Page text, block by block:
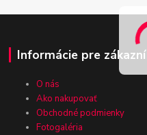
Informácie pre
O nás
Ako nakupovať
Obchodné podmienky
Fotogaléria